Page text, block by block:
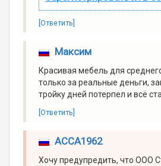
[Ответить]
Максим
Красивая мебель для
только за реальные деньги,
тройку дней потерпел и всё
[Ответить]
АССА1962
Хочу предупредить, что ООО